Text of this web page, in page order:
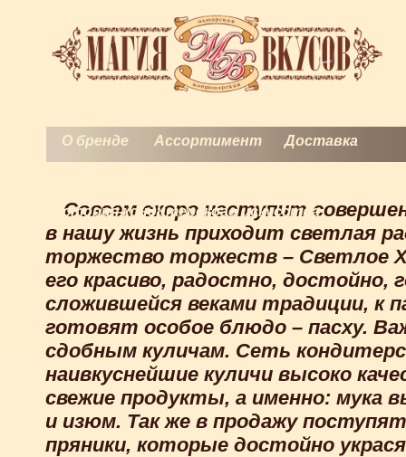
О бренде Ассортимент Доставка
История кондитерского искусства
Совсем скоро наступит
в нашу жизнь приходит светлая
торжество торжеств – Светлое
его красиво, радостно,
сложившейся веками традиции, к
готовят особое блюдо – пасху.
сдобным куличам. Сеть
наивкуснейшие куличи высоко
свежие продукты, а именно: мука
и изюм. Так же в продажу
пряники, которые достойно